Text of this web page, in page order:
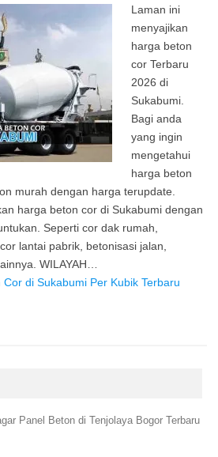
Laman ini
menyajikan
harga beton
cor Terbaru
2026 di
Sukabumi.
Bagi anda
yang ingin
mengetahui
harga beton
murah dengan harga terupdate.
harga beton cor di Sukabumi dengan
Seperti cor dak rumah,
lantai pabrik, betonisasi jalan,
WILAYAH…
di Sukabumi Per Kubik Terbaru
Panel Beton di Tenjolaya Bogor Terbaru